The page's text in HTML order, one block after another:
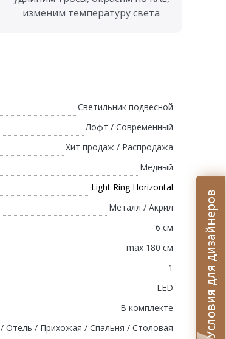
изменим температуру света
Светильник подвесной
Лофт / Современный
Хит продаж / Распродажа
Медный
Light Ring Horizontal
Металл / Акрил
6 см
max 180 см
1
LED
В комплекте
Отель / Прихожая / Спальня / Столовая
Условия для дизайнеров